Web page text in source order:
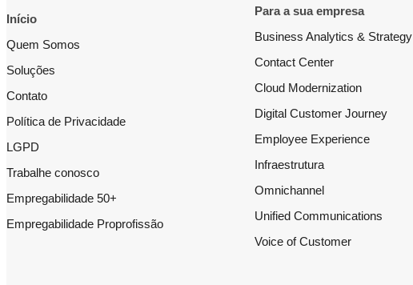
Início
Quem Somos
Soluções
Contato
Política de Privacidade
LGPD
Trabalhe conosco
Empregabilidade 50+
Empregabilidade Proprofissão
Para a sua empresa
Business Analytics & Strategy
Contact Center
Cloud Modernization
Digital Customer Journey
Employee Experience
Infraestrutura
Omnichannel
Unified Communications
Voice of Customer